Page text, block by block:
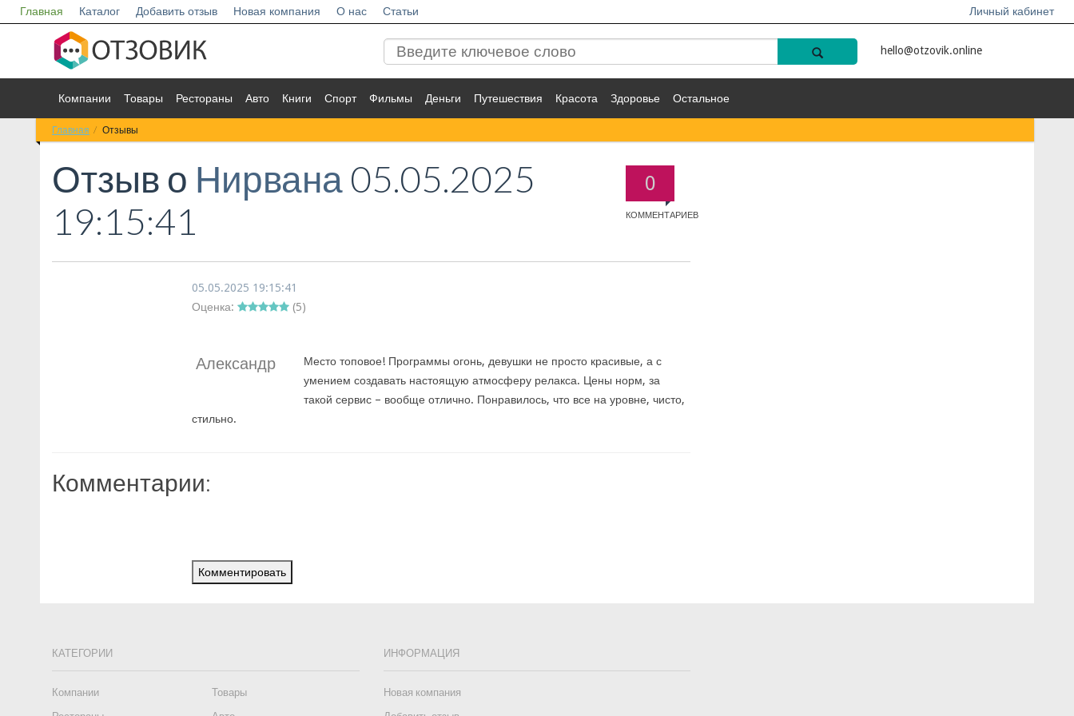
Главная Каталог Добавить отзыв Новая компания О нас Статьи Личный кабинет
hello@otzovik.online
Компании Товары Рестораны Авто Книги Спорт Фильмы Деньги Путешествия Красота Здоровье Остальное
Главная Отзывы
0
КОММЕНТАРИЕВ
Отзыв о Нирвана 05.05.2025
19:15:41
05.05.2025 19:15:41
Оценка:
(5)
Александр
Место топовое! Программы огонь, девушки не просто красивые, а с
умением создавать настоящую атмосферу релакса. Цены норм, за
такой сервис – вообще отлично. Понравилось, что все на уровне, чисто,
стильно.
Комментарии:
Комментировать
КАТЕГОРИИ
Компании
Товары
ИНФОРМАЦИЯ
Новая компания